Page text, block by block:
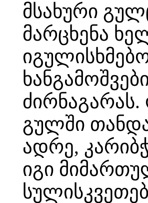
მსახური
მარცხენა
გულში
ადრე,
იგი